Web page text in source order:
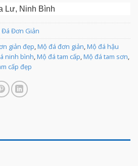
Lư, Ninh Bình
Đá Đơn Giản
giản đẹp,Mộ đá đơn giản,Mộ đá hậu
ninh bình,Mộ đá tam cấp,Mộ đá tam sơn,
cấp đẹp